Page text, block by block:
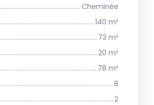
Cheminée
140 m²
73 m²
20 m²
78 m²
8
2